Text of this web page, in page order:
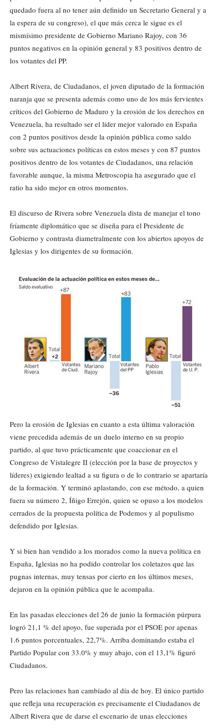
quedado fuera al no tener aún definido un Secretario General y a
la espera de su congreso), el que más cerca le sigue es el
mismísimo presidente de Gobierno Mariano Rajoy, con 36
puntos negativos en la opinión general y 83 positivos dentro de
los votantes del PP.
Albert Rivera, de Ciudadanos, el joven diputado de la formación
naranja que se presenta además como uno de los más fervientes
críticos del Gobierno de Maduro y la erosión de los derechos en
Venezuela, ha resultado ser el líder mejor valorado en España
con 2 puntos positivos desde la opinión pública como saldo
sobre sus actuaciones políticas en estos meses y con 87 puntos
positivos dentro de los votantes de Ciudadanos, una relación
favorable aunque, la misma Metroscopia ha asegurado que el
ratio ha sido mejor en otros momentos.
El discurso de Rivera sobre Venezuela dista de manejar el tono
fríamente diplomático que se diseña para el Presidente de
Gobierno y contrasta diametralmente con los abiertos apoyos de
Iglesias y los dirigentes de su formación.
Pero la erosión de Iglesias en cuanto a esta última valoración
viene precedida además de un duelo interno en su propio
partido, al que tuvo prácticamente que coaccionar en el
Congreso de Vistalegre II (elección por la base de proyectos y
líderes) exigiendo lealtad a su figura o de lo contrario se apartaría
de la formación. Y terminó aplastando, con ese método, a quien
fuera su número 2, Íñigo Errejón, quien se opuso a los modelos
cerrados de la propuesta política de Podemos y al populismo
defendido por Iglesias.
Y si bien han vendido a los morados como la nueva política en
España, Iglesias no ha podido controlar los coletazos que las
pugnas internas, muy tensas por cierto en los últimos meses,
dejaron en la opinión pública que le acompaña.
En las pasadas elecciones del 26 de junio la formación púrpura
logró 21,1 % del apoyo, fue superada por el PSOE por apenas
1.6 puntos porcentuales, 22,7%. Arriba dominando estaba el
Partido Popular con 33.0% y muy abajo, con el 13,1% figuró
Ciudadanos.
Pero las relaciones han cambiado al día de hoy. El único partido
que refleja una recuperación es precisamente el Ciudadanos de
Albert Rivera que de darse el escenario de unas elecciones